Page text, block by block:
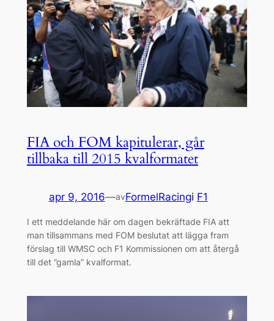
FIA och FOM kapitulerar, går
tillbaka till 2015 kvalformatet
apr 9, 2016—avFormelRacingi F1
I ett meddelande här om dagen bekräftade FIA att
man tillsammans med FOM beslutat att lägga fram
förslag till WMSC och F1 Kommissionen om att återgå
till det ”gamla” kvalformat.